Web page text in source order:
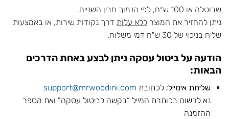
שבוטלה או 100 ש״ח, לפי הנמוך מבין השניים.
ניתן להחזיר את המוצר ללא עלות דרך נקודות שירות, או באמצעות
שליח בניכוי של 30 ש"ח דמי משלוח.
הודעה על ביטול עסקה ניתן לבצע באחת הדרכים
הבאות:
שליחת אימייל: לכתובת support@mrwoodini.com
נא לרשום בכותרת המייל “בקשה לביטול עסקה” ואת מספר
ההזמנה